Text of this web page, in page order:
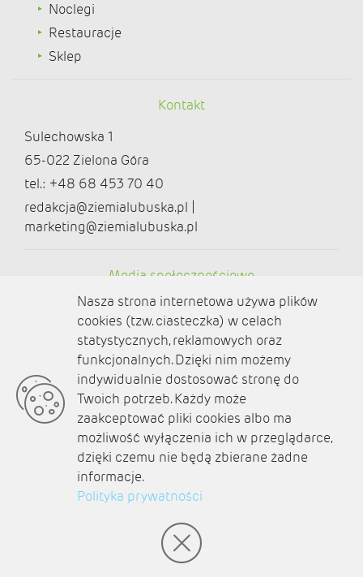
Noclegi
Restauracje
Sklep
Kontakt
Sulechowska 1
65-022 Zielona Góra
tel.: +48 68 453 70 40
redakcja@ziemialubuska.pl |
marketing@ziemialubuska.pl
Media społecznościowe
O nas
Kontakt
Polityka prywatności
Aktualności
Zaplanuj podróż
© amb software 2004-2021
Nasza strona internetowa używa plików
cookies (tzw. ciasteczka) w celach
statystycznych, reklamowych oraz
funkcjonalnych. Dzięki nim możemy
indywidualnie dostosować stronę do
Twoich potrzeb. Każdy może
zaakceptować pliki cookies albo ma
możliwość wyłączenia ich w przeglądarce,
dzięki czemu nie będą zbierane żadne
informacje.
Polityka prywatności